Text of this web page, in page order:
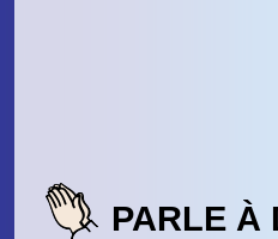
PARLE À